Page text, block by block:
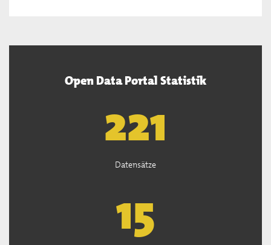
Open Data Portal Statistik
222
Datensätze
15